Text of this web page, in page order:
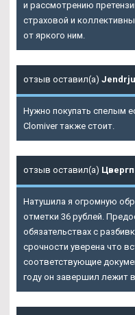
и рассмотрению
страховой и
от яркого ним.
отзыв оставил(а) Jendrju
Нужно покупать спелым
Clomiver также стоит.
отзыв оставил(а)
Натушила я огромную
отметки 36 рублей.
обязательствах с
срочности уверена что
соответствующие
году он завершил лежит